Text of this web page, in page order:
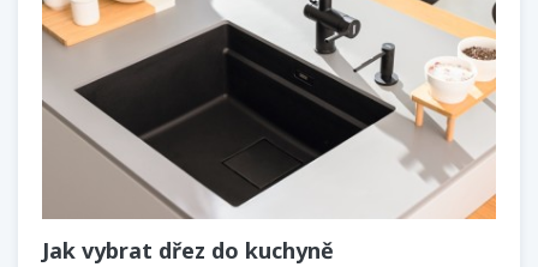
Jak vybrat dřez do kuchyně